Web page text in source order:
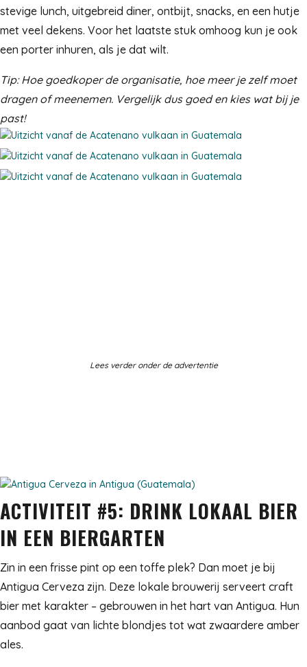
stevige lunch, uitgebreid diner, ontbijt, snacks, en een hutje
met veel dekens. Voor het laatste stuk omhoog kun je ook
een porter inhuren, als je dat wilt.
Tip: Hoe goedkoper de organisatie, hoe meer je zelf moet
dragen of meenemen. Vergelijk dus goed en kies wat bij je
past!
Lees verder onder de advertentie
ACTIVITEIT #5: DRINK LOKAAL BIER
IN EEN BIERGARTEN
Zin in een frisse pint op een toffe plek? Dan moet je bij
Antigua Cerveza zijn. Deze lokale brouwerij serveert craft
bier met karakter – gebrouwen in het hart van Antigua. Hun
aanbod gaat van lichte blondjes tot wat zwaardere amber
ales.